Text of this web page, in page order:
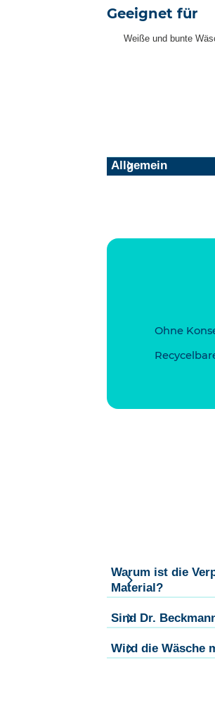
Geeignet für
Weiße und bunte
Allgemein
Ohne
Warum ist die
Material?
Sind Dr.
Wird die Wäsche